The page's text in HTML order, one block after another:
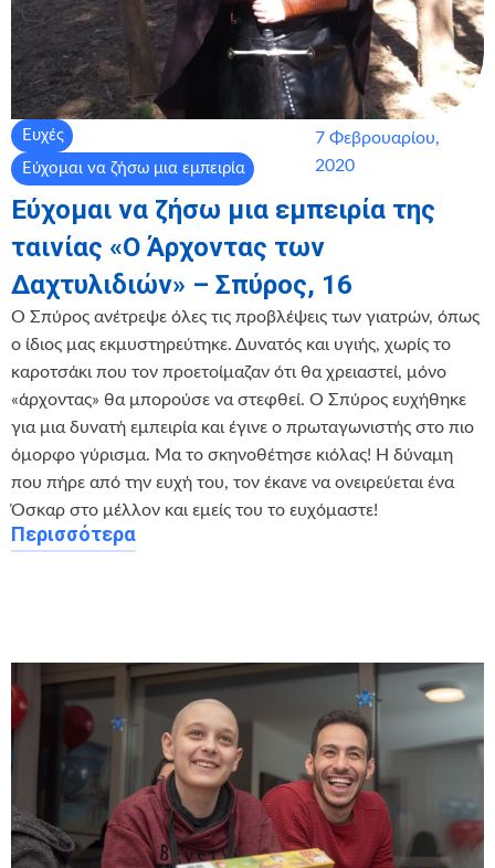
Ευχές
Εύχομαι να ζήσω μια εμπειρία
7 Φεβρουαρίου,
2020
Εύχομαι να ζήσω μια εμπειρία της
ταινίας «Ο Άρχοντας των
Δαχτυλιδιών» – Σπύρος, 16
Ο Σπύρος ανέτρεψε όλες τις προβλέψεις των γιατρών, όπως
ο ίδιος μας εκμυστηρεύτηκε. Δυνατός και υγιής, χωρίς το
καροτσάκι που τον προετοίμαζαν ότι θα χρειαστεί, μόνο
«άρχοντας» θα μπορούσε να στεφθεί. Ο Σπύρος ευχήθηκε
για μια δυνατή εμπειρία και έγινε ο πρωταγωνιστής στο πιο
όμορφο γύρισμα. Μα το σκηνοθέτησε κιόλας! Η δύναμη
που πήρε από την ευχή του, τον έκανε να ονειρεύεται ένα
Όσκαρ στο μέλλον και εμείς του το ευχόμαστε!
Περισσότερα